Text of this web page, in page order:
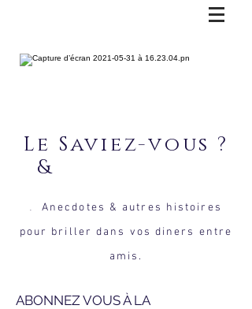
Le Saviez-vous ?
&
.
Anecdotes & autres histoires
pour briller dans vos diners entre
amis.
ABONNEZ VOUS À LA